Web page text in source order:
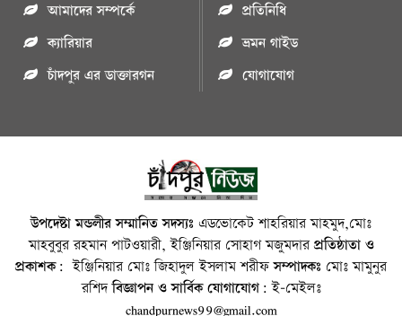
আমাদের সম্পর্কে
ক্যারিয়ার
চাঁদপুর এর ডাক্তারগন
প্রতিনিধি
ভ্রমন গাইড
যোগাযোগ
উপদেষ্টা মন্ডলীর সম্মানিত সদস্যঃ এডভোকেট শাহরিয়ার মাহমুদ,মোঃ
মাহবুবুর রহমান পাটওয়ারী, ইঞ্জিনিয়ার সোহাগ মজুমদারপ্রতিষ্ঠাতা ও
প্রকাশক: ইঞ্জিনিয়ার মোঃ জিহাদুল ইসলাম শরীফসম্পাদকঃ মোঃ মামুনুর
রশিদবিজ্ঞাপন ও সার্বিক যোগাযোগ: ই-মেইলঃ
chandpurnews99@gmail.com